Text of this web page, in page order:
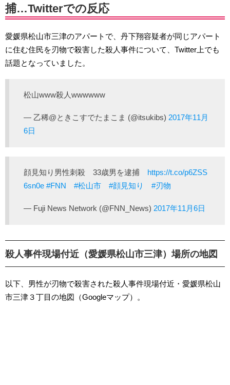
捕…Twitterでの反応
愛媛県松山市三津のアパートで、丹下翔容疑者が同じアパート
に住む住民を刃物で殺害した殺人事件について、Twitter上でも
話題となっていました。
松山www殺人wwwwww
— 乙稀@ときこすでたまこま (@itsukibs) 2017年11月
6日
顔見知り男性刺殺 33歳男を逮捕 https://t.co/p6ZSS
6sn0e #FNN #松山市 #顔見知り #刃物
— Fuji News Network (@FNN_News) 2017年11月6日
殺人事件現場付近（愛媛県松山市三津）場所の地図
以下、男性が刃物で殺害された殺人事件現場付近・愛媛県松山
市三津３丁目の地図（Googleマップ）。